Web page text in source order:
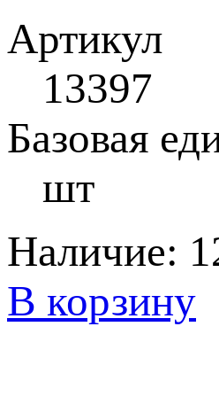
Артикул
13397
Базовая
шт
Наличие:
В корзину